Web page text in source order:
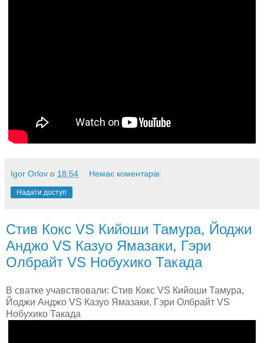
Igor Orlov о 18:54 Немає коментарів:
Надати доступ
Стив Кокс VS Кийоши Тамура, Йоджи
Анджо VS Казуо Ямазаки, Гэри
Олбрайт VS Нобухико Такада
В сватке учавствовали: Стив Кокс VS Кийоши Тамура,
Йоджи Анджо VS Казуо Ямазаки, Гэри Олбрайт VS
Нобухико Такада